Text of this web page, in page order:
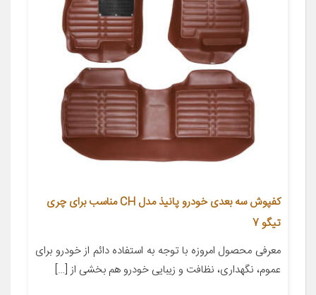
کفپوش سه بعدی خودرو پانیذ مدل CH مناسب برای چری
تیگو 7
معرفی محصول امروزه با توجه به استفاده دائم از خودرو برای
عموم، نگهداری، نظافت و زیبایی خودرو هم بخشی از […]